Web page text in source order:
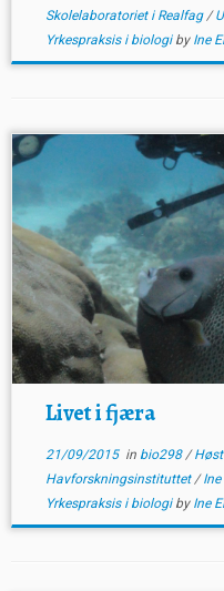
Skolelaboratoriet i Realfag/
Yrkespraksis i biologi by Ine
Livet i fjæra
21/09/2015in bio298/
Havforskningsinstituttet/
Yrkespraksis i biologi by Ine